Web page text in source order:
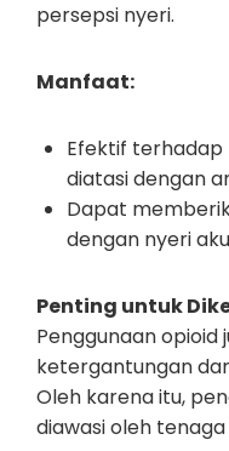
persepsi nyeri.
Manfaat:
Efektif
diatasi dengan
Dapat
dengan nyeri
Penting untuk
Penggunaan opioid
ketergantungan
Oleh karena itu,
diawasi oleh tenaga